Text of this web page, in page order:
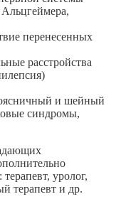
перенесенных
расстройства
и шейный
синдромы,
уролог,
терапевт и др.